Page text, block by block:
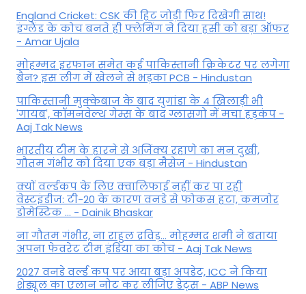
England Cricket: CSK की हिट जोड़ी फिर दिखेगी साथ!
इंग्लैंड के कोच बनते ही फ्लेमिंग ने दिया हसी को बड़ा ऑफर
- Amar Ujala
मोहम्मद इरफान समेत कई पाकिस्तानी क्रिकेटर पर लगेगा
बैन? इस लीग में खेलने से भड़का PCB - Hindustan
पाकिस्तानी मुक्केबाज के बाद युगांडा के 4 खिलाड़ी भी
'गायब', कॉमनवेल्थ गेम्स के बाद ग्लासगो में मचा हड़कंप -
Aaj Tak News
भारतीय टीम के हारने से अजिंक्य रहाणे का मन दुखी,
गौतम गंभीर को दिया एक बड़ा मैसेज - Hindustan
क्यों वर्ल्डकप के लिए क्वालिफाई नहीं कर पा रही
वेस्टइंडीज: टी-20 के कारण वनडे से फोकस हटा, कमजोर
डोमेस्टिक ... - Dainik Bhaskar
ना गौतम गंभीर, ना राहुल द्रव‍िड़... मोहम्मद शमी ने बताया
अपना फेवरेट टीम इंड‍िया का कोच - Aaj Tak News
2027 वनडे वर्ल्ड कप पर आया बड़ा अपडेट, ICC ने किया
शेड्यूल का एलान नोट कर लीजिए डेट्स - ABP News